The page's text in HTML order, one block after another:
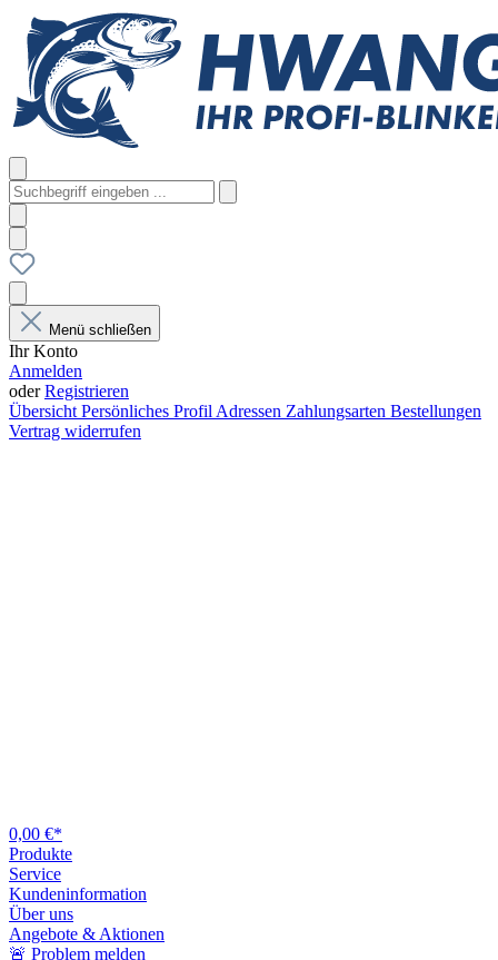
Menü schließen
Ihr Konto
Anmelden
oderRegistrieren
Übersicht Persönliches Profil Adressen Zahlungsarten Bestellungen
Vertrag widerrufen
0,00 €*
Produkte
Service
Kundeninformation
Über uns
Angebote & Aktionen
🚨 Problem melden